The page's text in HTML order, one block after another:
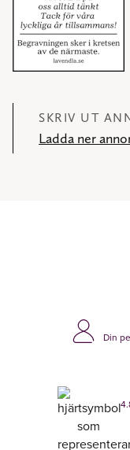
SKRIV UT
Ladda ner
Din